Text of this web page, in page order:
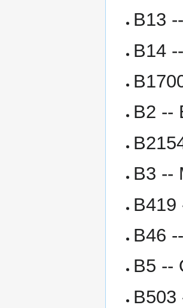
B13
B14
B2 --
B3 --
B419
B46
B5 --
B503